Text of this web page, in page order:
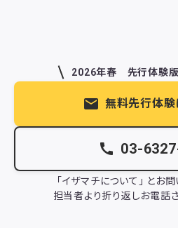
2026年春 先行体験版
mail 無料先行体験
call 03-
「イザマチについて」 とお
担当者より折り返しお電話